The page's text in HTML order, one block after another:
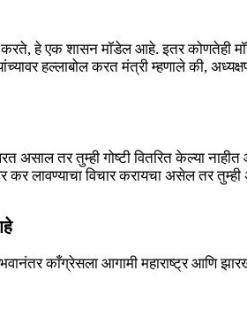
करते, हे एक शासन मॉडेल आहे. इतर कोणतेही
हल्लाबोल करत मंत्री म्हणाले की,
असाल तर तुम्ही गोष्टी वितरित केल्या
कर लावण्याचा विचार करायचा असेल तर
काँग्रेसला आगामी महाराष्ट्र आणि